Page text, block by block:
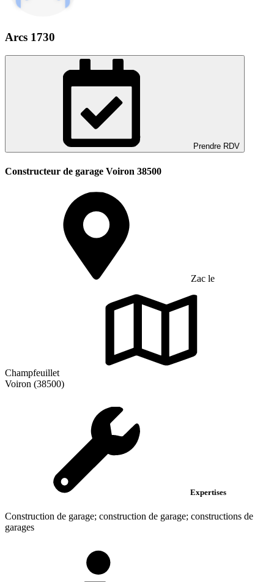
Arcs 1730
Prendre RDV
Constructeur de garage Voiron 38500
Zac le
Champfeuillet
Voiron (38500)
Expertises
Construction de garage; construction de garage; constructions de
garages